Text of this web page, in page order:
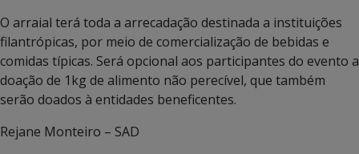
O arraial terá toda a arrecadação destinada a instituições
filantrópicas, por meio de comercialização de bebidas e
comidas típicas. Será opcional aos participantes do evento a
doação de 1kg de alimento não perecível, que também
serão doados à entidades beneficentes.
Rejane Monteiro – SAD